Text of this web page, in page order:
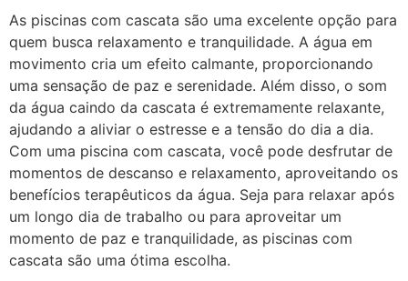
As piscinas com cascata são uma excelente opção para
quem busca relaxamento e tranquilidade. A água em
movimento cria um efeito calmante, proporcionando
uma sensação de paz e serenidade. Além disso, o som
da água caindo da cascata é extremamente relaxante,
ajudando a aliviar o estresse e a tensão do dia a dia.
Com uma piscina com cascata, você pode desfrutar de
momentos de descanso e relaxamento, aproveitando os
benefícios terapêuticos da água. Seja para relaxar após
um longo dia de trabalho ou para aproveitar um
momento de paz e tranquilidade, as piscinas com
cascata são uma ótima escolha.